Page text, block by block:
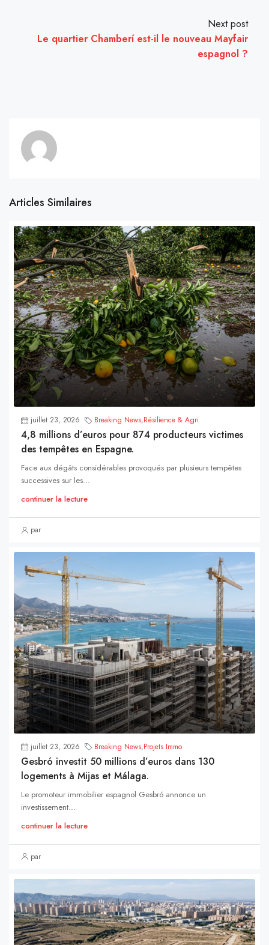
Next post
Le quartier Chamberí est-il le nouveau Mayfair
espagnol ?
Articles Similaires
juillet 23, 2026 Breaking News,Résilience & Agri
4,8 millions d’euros pour 874 producteurs victimes
des tempêtes en Espagne.
Face aux dégâts considérables provoqués par plusieurs tempêtes
successives sur les...
continuer la lecture
par
juillet 23, 2026 Breaking News,Projets Immo
Gesbró investit 50 millions d’euros dans 130
logements à Mijas et Málaga.
Le promoteur immobilier espagnol Gesbró annonce un
investissement...
continuer la lecture
par